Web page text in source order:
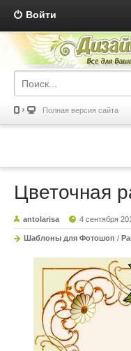
Войти
Полная версия сайта
Цветочная
antolarisa 4 сентября
Шаблоны для Фотошоп /